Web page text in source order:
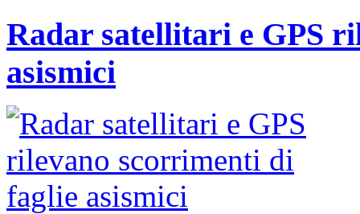
Radar satellitari e GPS
asismici